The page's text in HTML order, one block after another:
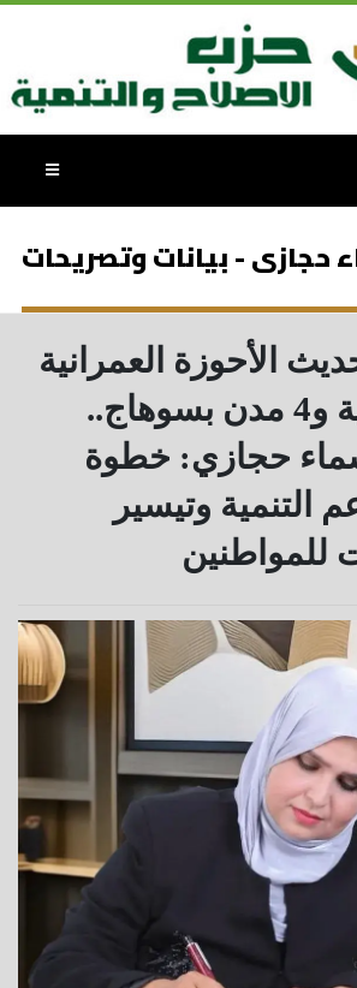
حجازى - بيانات وتصريحات
الأحوزة العمرانية
لـ 37 قرية و4 مدن بسوهاج..
أسماء حجازي: خطوة
التنمية وتيسير
للمواطنين